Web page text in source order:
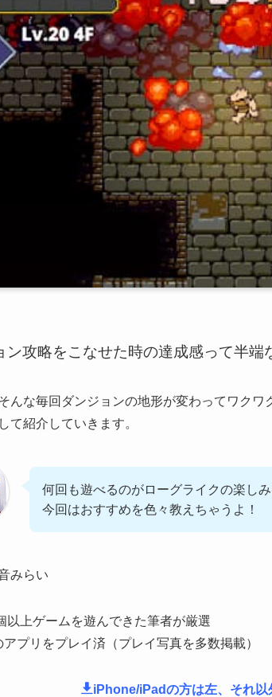
ン攻略をこなせた時の達成感って半端
んな毎回ダンジョンの地形が変わってワクワ
て紹介していきます。
何回も遊べるのがローグライクの楽し
今回はおすすめを色々教えちゃうよ！
みらい
以上ゲームを遊んできた筆者が厳選
アプリをプレイ済（プレイ写真を多数掲載）
iPhone/iPadの方は左、それ以